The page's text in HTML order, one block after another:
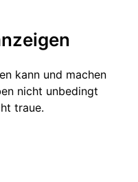
kann und machen
nicht unbedingt
traue.